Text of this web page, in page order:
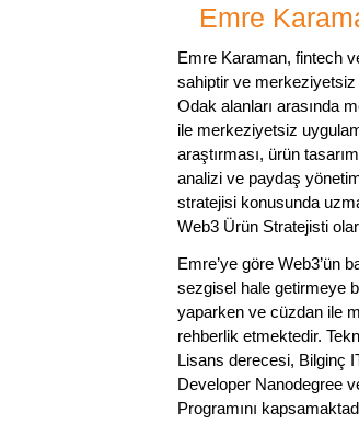
Emre
Emre Karaman, fintech
sahiptir ve merkeziyetsiz
Odak alanları arasında
ile merkeziyetsiz
araştırması, ürün
analizi ve paydaş
stratejisi konusunda
Web3 Ürün Stratejisti
Emre’ye göre Web3’ün
sezgisel hale getirmeye
yaparken ve cüzdan ile
rehberlik etmektedir.
Lisans derecesi, Bilginç
Developer Nanodegree
Programını